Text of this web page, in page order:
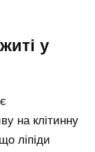
у
на клітинну
ліпіди